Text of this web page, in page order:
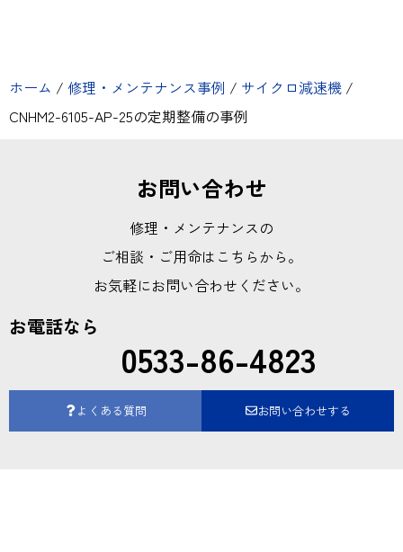
ホーム / 修理・メンテナンス事例 / サイクロ減速機 /
CNHM2-6105-AP-25の定期整備の事例
お問い合わせ
修理・メンテナンスの
ご相談・ご用命はこちらから。
お気軽にお問い合わせください。
お電話なら
0533-86-4823
よくある質問 お問い合わせする